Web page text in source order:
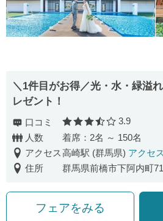
＼1件目がお得／光・水・緑溢
レゼント！
口コミ 口コミ評価
3.9
人数
着席：2名 ～ 150名
アクセス高崎駅 (群馬県) アクセ
住所
群馬県前橋市下阿内町
フェアをみる